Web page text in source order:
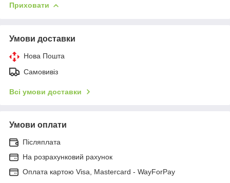
Приховати
Умови доставки
Нова Пошта
Самовивіз
Всі умови доставки
Умови оплати
Післяплата
На розрахунковий рахунок
Оплата картою Visa, Mastercard - WayForPay